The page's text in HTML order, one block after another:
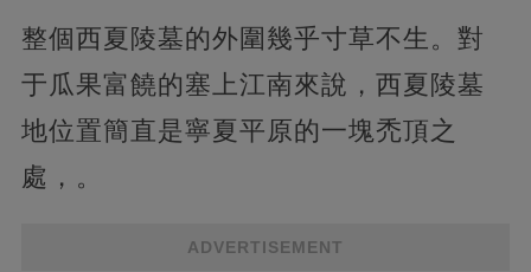
整個西夏陵墓的外圍幾乎寸草不生。對
于瓜果富饒的塞上江南來說，西夏陵墓
地位置簡直是寧夏平原的一塊禿頂之
處，。
ADVERTISEMENT